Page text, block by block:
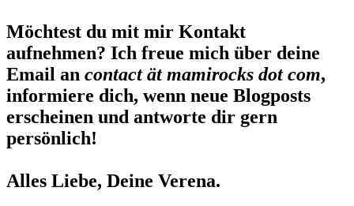
Möchtest du mit mir Kontakt
aufnehmen? Ich freue mich über deine
Email an contact ät mamirocks dot com,
informiere dich, wenn neue Blogposts
erscheinen und antworte dir gern
persönlich!
Alles Liebe, Deine Verena.